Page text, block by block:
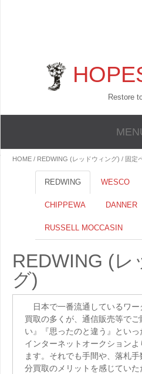
Restore
HOME / REDWING (レッドウィング) / 固定
REDWING WESCO
CHIPPEWA DANNER
RUSSELL MOCCASIN
REDWING (レ
グ)
日本で一番流通しているワー
買取の多くが、通信販売等で
い』『思ったのと違う』といっ
インターネットオークション
ます。それでも手間や、落札
分買取のメリットを感じていた